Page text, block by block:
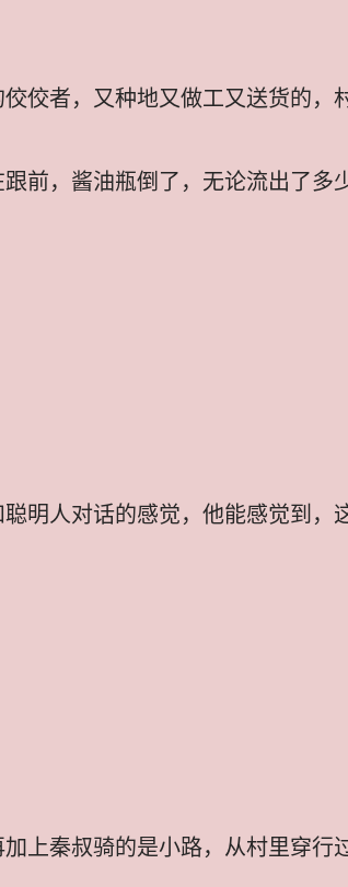
佼者，又种地又做工又送货的，
前，酱油瓶倒了，无论流出了
明人对话的感觉，他能感觉到，
上秦叔骑的是小路，从村里穿行